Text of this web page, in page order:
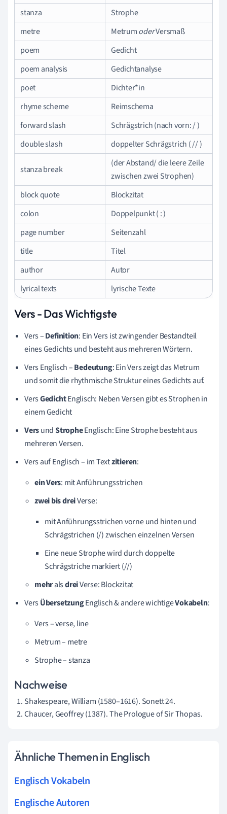
stanza
Strophe
metre
MetrumoderVersmaß
poem
Gedicht
poem analysis
Gedichtanalyse
poet
Dichter*in
rhyme scheme
Reimschema
forward slash
Schrägstrich (nach vorn: / )
double slash
doppelter Schrägstrich ( // )
stanza break
(der Abstand/ die leere Zeile
zwischen zwei Strophen)
block quote
Blockzitat
colon
Doppelpunkt ( : )
page number
Seitenzahl
title
Titel
author
Autor
lyrical texts
lyrische Texte
Vers - Das Wichtigste
Vers –Definition: Ein Vers ist zwingender Bestandteil
eines Gedichts und besteht aus mehreren Wörtern.
Vers Englisch –Bedeutung: Ein Vers zeigt das Metrum
und somit die rhythmische Struktur eines Gedichts auf.
VersGedichtEnglisch: Neben Versen gibt es Strophen in
einem Gedicht
VersundStropheEnglisch: Eine Strophe besteht aus
mehreren Versen.
Vers auf Englisch – im Textzitieren:
einVers: mit Anführungsstrichen
zweibisdreiVerse:
mit Anführungsstrichen vorne und hinten und
Schrägstrichen (/) zwischen einzelnen Versen
Eine neue Strophe wird durch doppelte
Schrägstriche markiert (//)
mehralsdreiVerse: Blockzitat
VersÜbersetzungEnglisch & andere wichtigeVokabeln:
Vers – verse, line
Metrum – metre
Strophe – stanza
Nachweise
Shakespeare, William (1580–1616). Sonett 24.
Chaucer, Geoffrey (1387). The Prologue of Sir Thopas.
Ähnliche Themen in Englisch
Englisch Vokabeln
Englische Autoren